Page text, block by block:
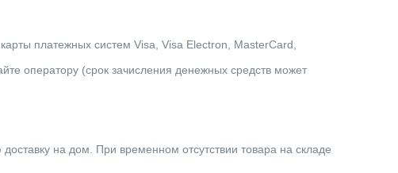
Однофазное
Grundfos
платежных систем Visa, Visa Electron, MasterCard,
оператору (срок зачисления денежных средств может
на дом. При временном отсутствии товара на складе